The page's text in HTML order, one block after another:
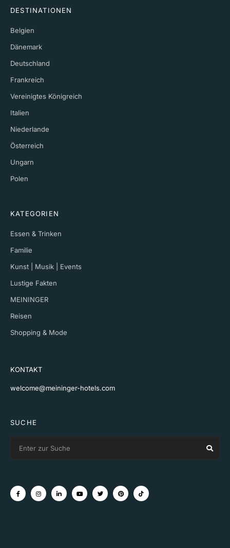
DESTINATIONEN
Belgien
Dänemark
Deutschland
Frankreich
Vereinigtes Königreich
Italien
Niederlande
Österreich
Ungarn
Polen
KATEGORIEN
Essen & Trinken
Familie
Kunst | Musik | Events
Lustige Fakten
MEININGER
Reisen
Shopping & Mode
KONTAKT
welcome@meininger-hotels.com
SUCHE
for: